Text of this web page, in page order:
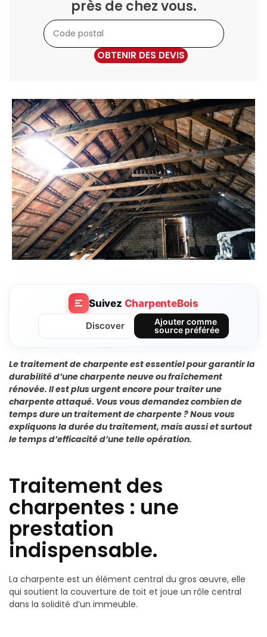
près de chez vous.
OBTENIR DES DEVIS
Suivez CharpenteBois
Discover
Ajouter comme
source préférée
Le traitement de charpente est essentiel pour garantir la
durabilité d’une charpente neuve ou fraîchement
rénovée. Il est plus urgent encore pour traiter une
charpente attaqué. Vous vous demandez combien de
temps dure un traitement de charpente ? Nous vous
expliquons la durée du traitement, mais aussi et surtout
le temps d’efficacité d’une telle opération.
Traitement des
charpentes : une
prestation
indispensable.
La charpente est un élément central du gros œuvre, elle
qui soutient la couverture de toit et joue un rôle central
dans la solidité d’un immeuble.